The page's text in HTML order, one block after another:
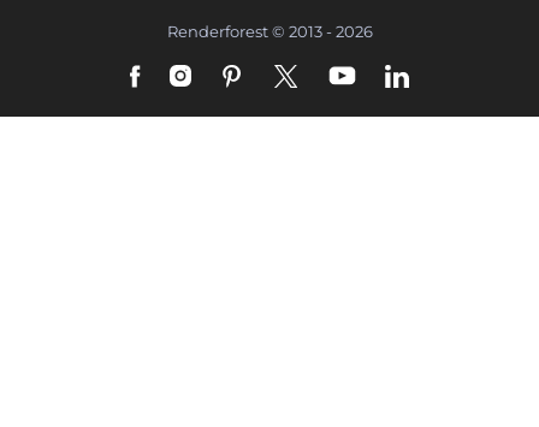
Renderforest © 2013 - 2026